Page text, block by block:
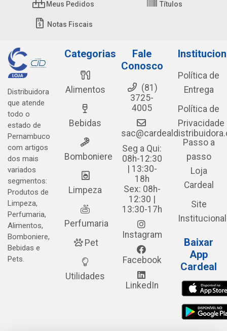
Meus Pedidos Títulos
Notas Fiscais
Distribuidora
que atende
todo o
estado de
Pernambuco
com artigos
dos mais
variados
segmentos:
Produtos de
Limpeza,
Perfumaria,
Alimentos,
Bomboniere,
Bebidas e
Pets.
Categorias
Alimentos
Bebidas
Bomboniere
Limpeza
Perfumaria
Pet
Utilidades
Fale
Conosco
(81)
3725-
4005
Seg a Qui:
08h-12:30
| 13:30-
18h
Sex: 08h-
12:30 |
13:30-17h
Instagram
Facebook
LinkedIn
Política de
Entrega
Política de
Privacidade
Passo a
passo
Loja
Cardeal
Site
Institucional
Baixar
App
Cardeal